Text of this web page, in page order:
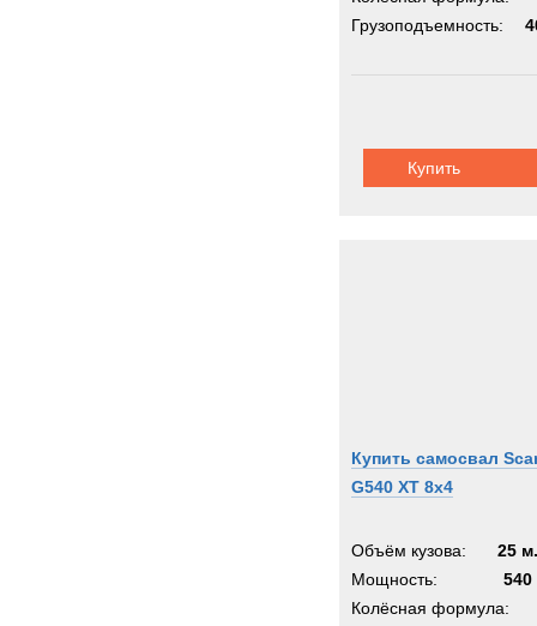
Грузоподъемность:
Купить
Купить самосвал
G540 XT 8x4
Объём кузова:
25
Мощность:
540
Колёсная формула: